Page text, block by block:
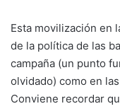
Esta movilización en
de la política de las
campaña (un punto
olvidado) como en
Conviene recordar